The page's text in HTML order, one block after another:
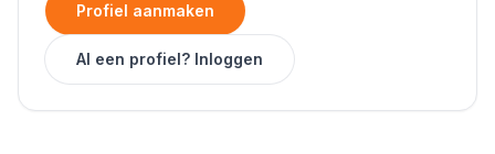
Profiel aanmaken
Al een profiel? Inloggen